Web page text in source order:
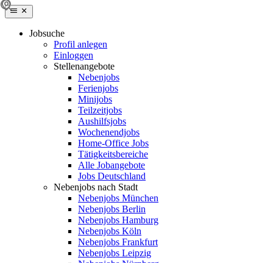
Jobsuche
Profil anlegen
Einloggen
Stellenangebote
Nebenjobs
Ferienjobs
Minijobs
Teilzeitjobs
Aushilfsjobs
Wochenendjobs
Home-Office Jobs
Tätigkeitsbereiche
Alle Jobangebote
Jobs Deutschland
Nebenjobs nach Stadt
Nebenjobs München
Nebenjobs Berlin
Nebenjobs Hamburg
Nebenjobs Köln
Nebenjobs Frankfurt
Nebenjobs Leipzig